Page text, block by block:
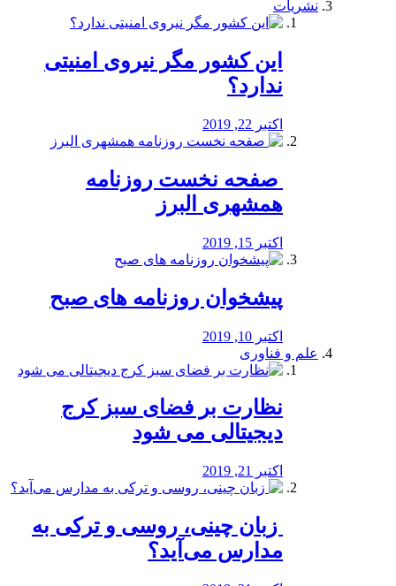
نشریات
این کشور مگر نیروی امنیتی
ندارد؟
اکتبر 22, 2019
️ صفحه نخست روزنامه‌
همشهری البرز
اکتبر 15, 2019
پیشخوان روزنامه های صبح
اکتبر 10, 2019
علم و فناوری
نظارت بر فضای سبز کرج
دیجیتالی می شود
اکتبر 21, 2019
️ زبان چینی، روسی و ترکی به
مدارس می‌آید؟